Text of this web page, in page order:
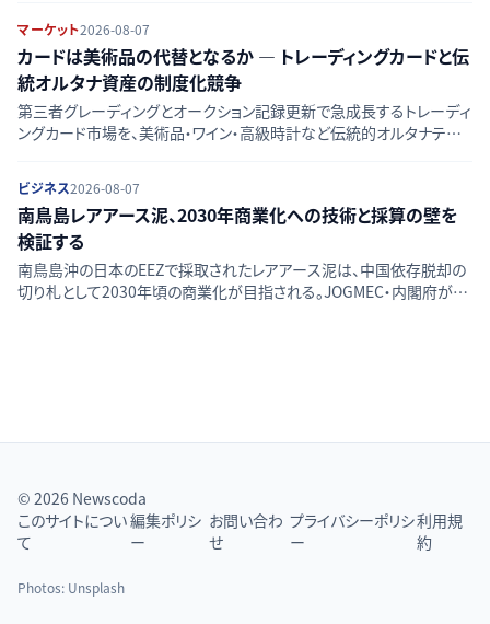
マーケット2026-08-07
カードは美術品の代替となるか — トレーディングカードと伝
統オルタナ資産の制度化競争
第三者グレーディングとオークション記録更新で急成長するトレーディ
ングカード市場を、美術品・ワイン・高級時計など伝統的オルタナティブ
ビジネス2026-08-07
南鳥島レアアース泥、2030年商業化への技術と採算の壁を
検証する
南鳥島沖の日本のEEZで採取されたレアアース泥は、中国依存脱却の
切り札として2030年頃の商業化が目指される。JOGMEC・内閣府が進
© 2026 Newscoda
このサイトについ
て
編集ポリシ
ー
お問い合わ
せ
プライバシーポリシ
ー
利用規
約
Photos: Unsplash